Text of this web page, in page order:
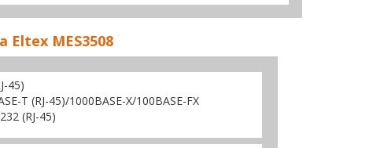
MES3508
45)
T (RJ-45)/1000BASE-X/100BASE-FX
(RJ-45)